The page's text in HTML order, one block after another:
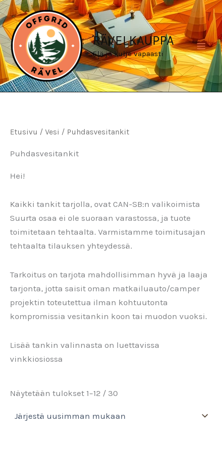
Siirry
sisältöön
RÄVELKAUPPA
Elä ja kulje vapaasti
Etusivu / Vesi / Puhdasvesitankit
Puhdasvesitankit
Hei!
Kaikki tankit tarjolla, ovat CAN-SB:n valikoimista
Suurta osaa ei ole suoraan varastossa, ja tuote
toimitetaan tehtaalta. Varmistamme toimitusajan
tehtaalta tilauksen yhteydessä.
Tarkoitus on tarjota mahdollisimman hyvä ja laaja
tarjonta, jotta saisit oman matkailuauto/camper
projektin toteutettua ilman kohtuutonta
kompromissia vesitankin koon tai muodon vuoksi.
Lisää tankin valinnasta on luettavissa
vinkkiosiossa
Näytetään tulokset 1–12 / 30